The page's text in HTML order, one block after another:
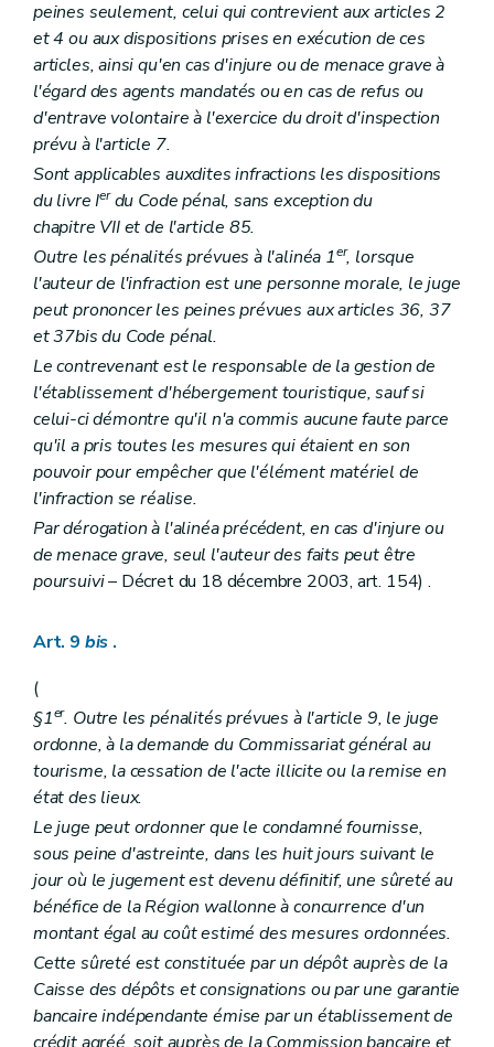
peines seulement, celui qui contrevient aux articles 2
et 4 ou aux dispositions prises en exécution de ces
articles, ainsi qu'en cas d'injure ou de menace grave à
l'égard des agents mandatés ou en cas de refus ou
d'entrave volontaire à l'exercice du droit d'inspection
prévu à l'article 7.
Sont applicables auxdites infractions les dispositions
du livre Ierdu Code pénal, sans exception du
chapitre VII et de l'article 85.
Outre les pénalités prévues à l'alinéa 1er, lorsque
l'auteur de l'infraction est une personne morale, le juge
peut prononcer les peines prévues aux articles 36, 37
et 37bis du Code pénal.
Le contrevenant est le responsable de la gestion de
l'établissement d'hébergement touristique, sauf si
celui-ci démontre qu'il n'a commis aucune faute parce
qu'il a pris toutes les mesures qui étaient en son
pouvoir pour empêcher que l'élément matériel de
l'infraction se réalise.
Par dérogation à l'alinéa précédent, en cas d'injure ou
de menace grave, seul l'auteur des faits peut être
poursuivi– Décret du 18 décembre 2003, art. 154) .
Art. 9 bis .
(
§1er. Outre les pénalités prévues à l'article 9, le juge
ordonne, à la demande du Commissariat général au
tourisme, la cessation de l'acte illicite ou la remise en
état des lieux.
Le juge peut ordonner que le condamné fournisse,
sous peine d'astreinte, dans les huit jours suivant le
jour où le jugement est devenu définitif, une sûreté au
bénéfice de la Région wallonne à concurrence d'un
montant égal au coût estimé des mesures ordonnées.
Cette sûreté est constituée par un dépôt auprès de la
Caisse des dépôts et consignations ou par une garantie
bancaire indépendante émise par un établissement de